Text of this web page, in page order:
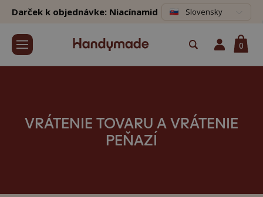
Darček k objednávke: Niacínamid Slovensky
0
VRÁTENIE TOVARU A VRÁTENIE
PEŇAZÍ